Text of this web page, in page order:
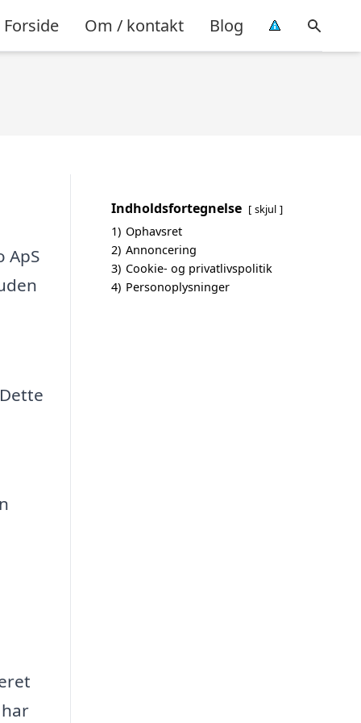
Forside Om / kontakt Blog
ApS
Indholdsfortegnelse skjul
1) Ophavsret
2) Annoncering
3) Cookie- og privatlivspolitik
4) Personoplysninger